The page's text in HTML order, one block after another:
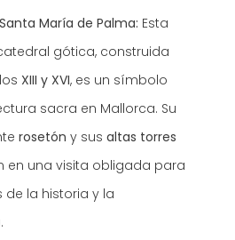
María de Palma: Esta
gótica, construida
XIII y XVI, es un símbolo
sacra en Mallorca. Su
rosetón y susaltas torres
en una visita obligada para
de la historia y la